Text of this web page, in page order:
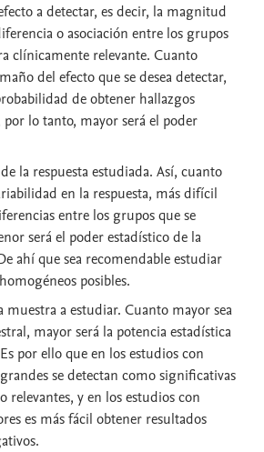
a detectar, es decir, la magnitud
o asociación entre los grupos
clínicamente relevante. Cuanto
del efecto que se desea detectar,
de obtener hallazgos
lo tanto, mayor será el poder
de la respuesta estudiada. Así, cuanto
en la respuesta, más difícil
entre los grupos que se
será el poder estadístico de la
ahí que sea recomendable estudiar
posibles.
muestraa estudiar. Cuanto mayor sea
mayor será la potencia estadística
por ello que en los estudios con
se detectan como significativas
relevantes, y en los estudios con
es más fácil obtener resultados